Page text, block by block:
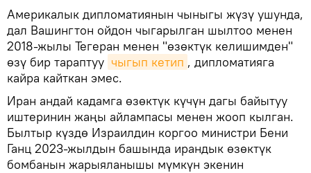
Америкалык дипломатиянын чыныгы жүзү ушунда,
дал Вашингтон ойдон чыгарылган шылтоо менен
2018-жылы Тегеран менен "өзөктүк келишимден"
өзү бир тараптуу чыгып кетип , дипломатияга
кайра кайткан эмес.
Иран андай кадамга өзөктүк күчүн дагы байытуу
иштеринин жаңы айлампасы менен жооп кылган.
Былтыр күздө Израилдин коргоо министри Бени
Ганц 2023-жылдын башында ирандык өзөктүк
бомбанын жарыяланышы мүмкүн экенин